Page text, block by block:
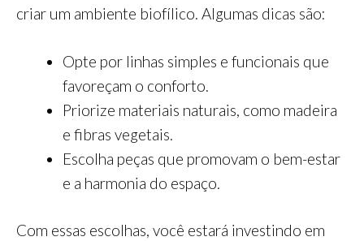
criar um ambiente biofílico. Algumas dicas são:
Opte por linhas simples e funcionais que
favoreçam o conforto.
Priorize materiais naturais, como madeira
e fibras vegetais.
Escolha peças que promovam o bem-estar
e a harmonia do espaço.
Com essas escolhas, você estará investindo em